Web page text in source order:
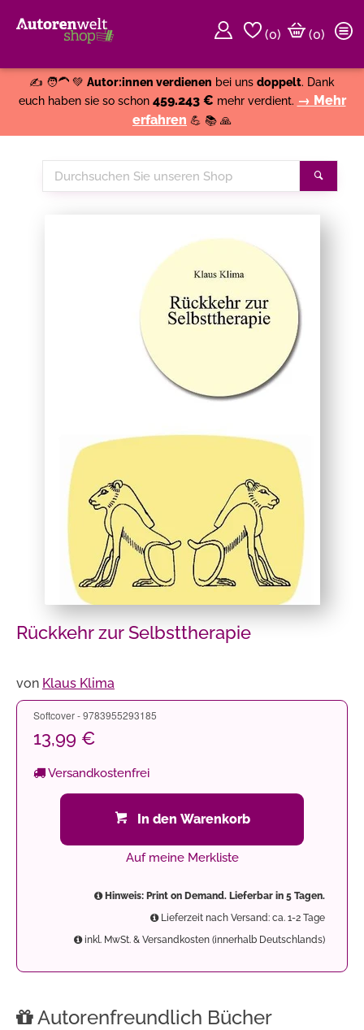
(0)
(0)
✍️ 🧑‍🦱 💚 Autor:innen verdienen bei uns doppelt. Dank
euch haben sie so schon 459.243 € mehr verdient. → Mehr
erfahren 💪 📚 🙏
Durchsuchen
Sie
Rückkehr zur Selbsttherapie
von Klaus Klima
Softcover - 9783955293185
13,99 €
Versandkostenfrei
In den Warenkorb
Auf meine Merkliste
Hinweis: Print on Demand. Lieferbar in 5 Tagen.
Lieferzeit nach Versand: ca. 1-2 Tage
inkl. MwSt. & Versandkosten (innerhalb Deutschlands)
Autorenfreundlich Bücher